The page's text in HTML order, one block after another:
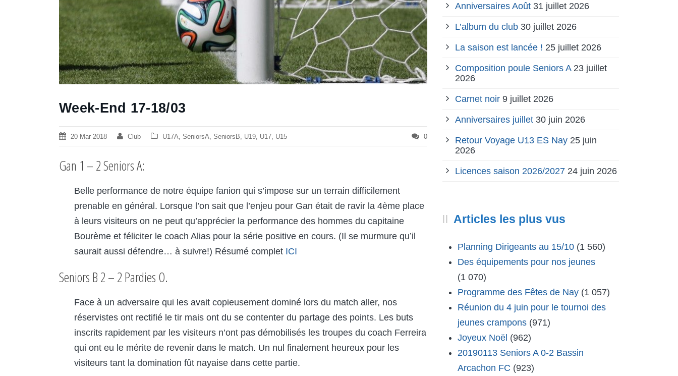
Week-End 17-18/03
20 Mar 2018 Club U17A SeniorsA SeniorsB U19 U17 U15 0
Gan 1 – 2 Seniors A:
Belle performance de notre équipe fanion qui s’impose sur un terrain difficilement
prenable en général. Lorsque l’on sait que l’enjeu pour Gan était de ravir la 4ème place
à leurs visiteurs on ne peut qu’apprécier la performance des hommes du capitaine
Bourème et féliciter le coach Alias pour la série positive en cours. (Il se murmure qu’il
saurait aussi défendre… à suivre!) Résumé complet ICI
Seniors B 2 – 2 Pardies O.
Face à un adversaire qui les avait copieusement dominé lors du match aller, nos
réservistes ont rectifié le tir mais ont du se contenter du partage des points. Les buts
inscrits rapidement par les visiteurs n’ont pas démobilisés les troupes du coach Ferreira
qui ont eu le mérite de revenir dans le match. Un nul finalement heureux pour les
visiteurs tant la domination fût nayaise dans cette partie.
Anniversaires Août 31 juillet 2026
L’album du club 30 juillet 2026
La saison est lancée ! 25 juillet 2026
Composition poule Seniors A 23 juillet
2026
Carnet noir 9 juillet 2026
Anniversaires juillet 30 juin 2026
Retour Voyage U13 ES Nay 25 juin
2026
Licences saison 2026/2027 24 juin 2026
Articles les plus vus
Planning Dirigeants au 15/10 (1 560)
Des équipements pour nos jeunes
(1 070)
Programme des Fêtes de Nay (1 057)
Réunion du 4 juin pour le tournoi des
jeunes crampons (971)
Joyeux Noël (962)
20190113 Seniors A 0-2 Bassin
Arcachon FC (923)